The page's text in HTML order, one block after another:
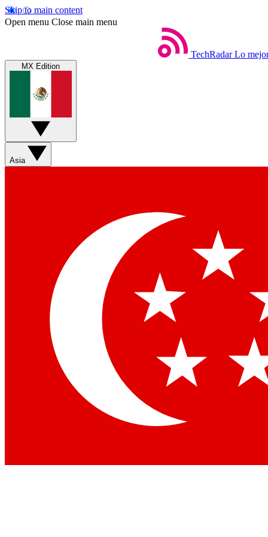
Skip to main content
Open menu Close main menu
TechRadar Lo
MX Edition
Asia